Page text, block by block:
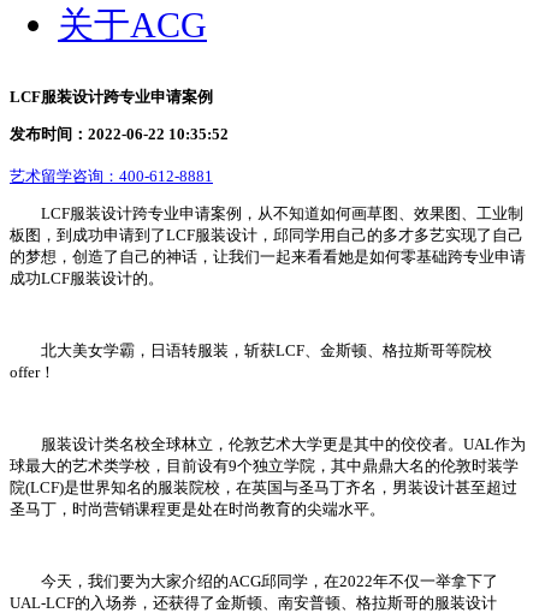
关于ACG
LCF服装设计跨专业申请案例
发布时间：2022-06-22 10:35:52
艺术留学咨询： 400-612-8881
LCF服装设计跨专业申请案例，从不知道如何画草图、效果图、工业制
板图，到成功申请到了LCF服装设计，邱同学用自己的多才多艺实现了自己
的梦想，创造了自己的神话，让我们一起来看看她是如何零基础跨专业申请
成功LCF服装设计的。
北大美女学霸，日语转服装，斩获LCF、金斯顿、格拉斯哥等院校
offer！
服装设计类名校全球林立，伦敦艺术大学更是其中的佼佼者。UAL作为
球最大的艺术类学校，目前设有9个独立学院，其中鼎鼎大名的伦敦时装学
院(LCF)是世界知名的服装院校，在英国与圣马丁齐名，男装设计甚至超过
圣马丁，时尚营销课程更是处在时尚教育的尖端水平。
今天，我们要为大家介绍的ACG邱同学，在2022年不仅一举拿下了
UAL-LCF的入场券，还获得了金斯顿、南安普顿、格拉斯哥的服装设计